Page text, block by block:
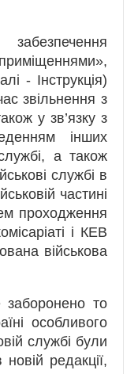
- Інструкція)
звільнення з
у зв’язку з
інших
а також
службі в
частині
проходження
і КЕВ
військова
то
особливого
службі були
редакції,